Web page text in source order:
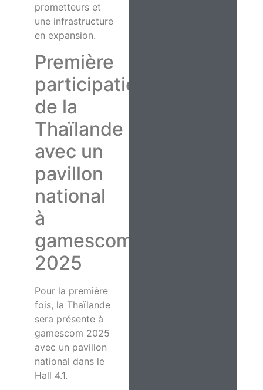
prometteurs et
une infrastructure
en expansion.
Première
participation
de la
Thaïlande
avec un
pavillon
national
à
gamescom
2025
Pour la première
fois, la Thaïlande
sera présente à
gamescom 2025
avec un pavillon
national dans le
Hall 4.1.